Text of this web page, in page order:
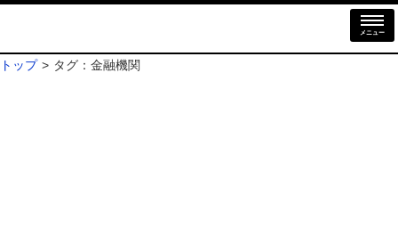
メニュー
トップ タグ：金融機関